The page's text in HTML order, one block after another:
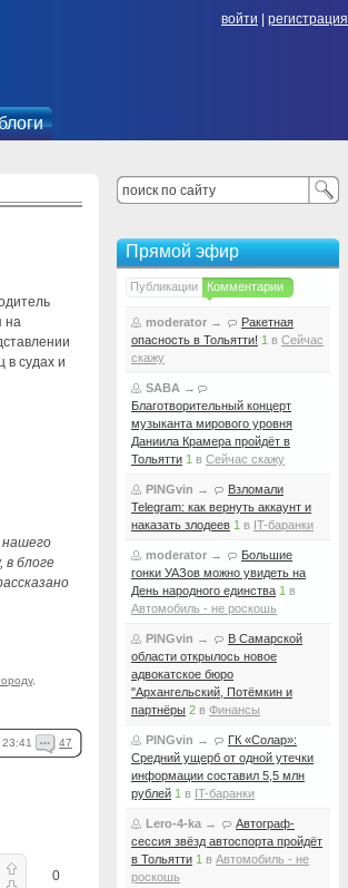
войти регистрация
на
в судах и
нашего
в блоге
,
47
0
Прямой эфир
Публикации Комментарии
moderator →
Ракетная
опасность в Тольятти! 1 в Сейчас
скажу
SABA →
Благотворительный концерт
музыканта мирового уровня
Даниила Крамера пройдёт в
Тольятти 1 в Сейчас скажу
PINGvin →
Взломали
Telegram: как вернуть аккаунт и
наказать злодеев 1 в IT-баранки
moderator →
Большие
гонки УАЗов можно увидеть на
День народного единства 1 в
Автомобиль - не роскошь
PINGvin →
В Самарской
области открылось новое
адвокатское бюро
"Архангельский, Потёмкин и
партнёры 2 в Финансы
PINGvin →
ГК «Солар»:
Средний ущерб от одной утечки
информации составил 5,5 млн
рублей 1 в IT-баранки
Lero-4-ka →
Автограф-
сессия звёзд автоспорта пройдёт
в Тольятти 1 в Автомобиль - не
роскошь